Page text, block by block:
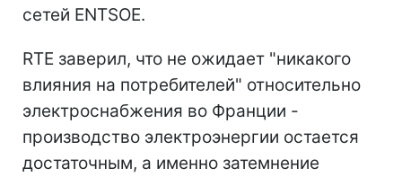
сетей ENTSOE.
RTE заверил, что не ожидает "никакого
влияния на потребителей" относительно
электроснабжения во Франции -
производство электроэнергии остается
достаточным, а именно затемнение